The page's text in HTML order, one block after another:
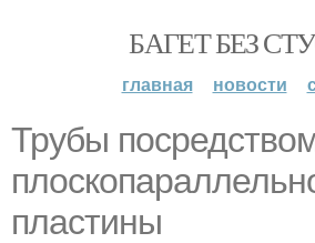
БАГЕТ БЕЗ
главная новости
Трубы
пластины